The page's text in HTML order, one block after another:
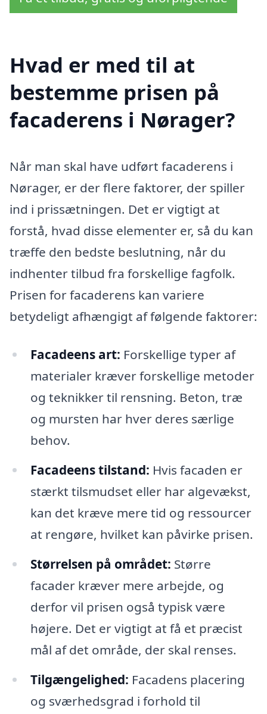
Hvad er med til at
bestemme prisen på
facaderens i Nørager?
Når man skal have udført facaderens i
Nørager, er der flere faktorer, der spiller
ind i prissætningen. Det er vigtigt at
forstå, hvad disse elementer er, så du kan
træffe den bedste beslutning, når du
indhenter tilbud fra forskellige fagfolk.
Prisen for facaderens kan variere
betydeligt afhængigt af følgende faktorer:
Facadeens art: Forskellige typer af
materialer kræver forskellige metoder
og teknikker til rensning. Beton, træ
og mursten har hver deres særlige
behov.
Facadeens tilstand: Hvis facaden er
stærkt tilsmudset eller har algevækst,
kan det kræve mere tid og ressourcer
at rengøre, hvilket kan påvirke prisen.
Størrelsen på området: Større
facader kræver mere arbejde, og
derfor vil prisen også typisk være
højere. Det er vigtigt at få et præcist
mål af det område, der skal renses.
Tilgængelighed: Facadens placering
og sværhedsgrad i forhold til